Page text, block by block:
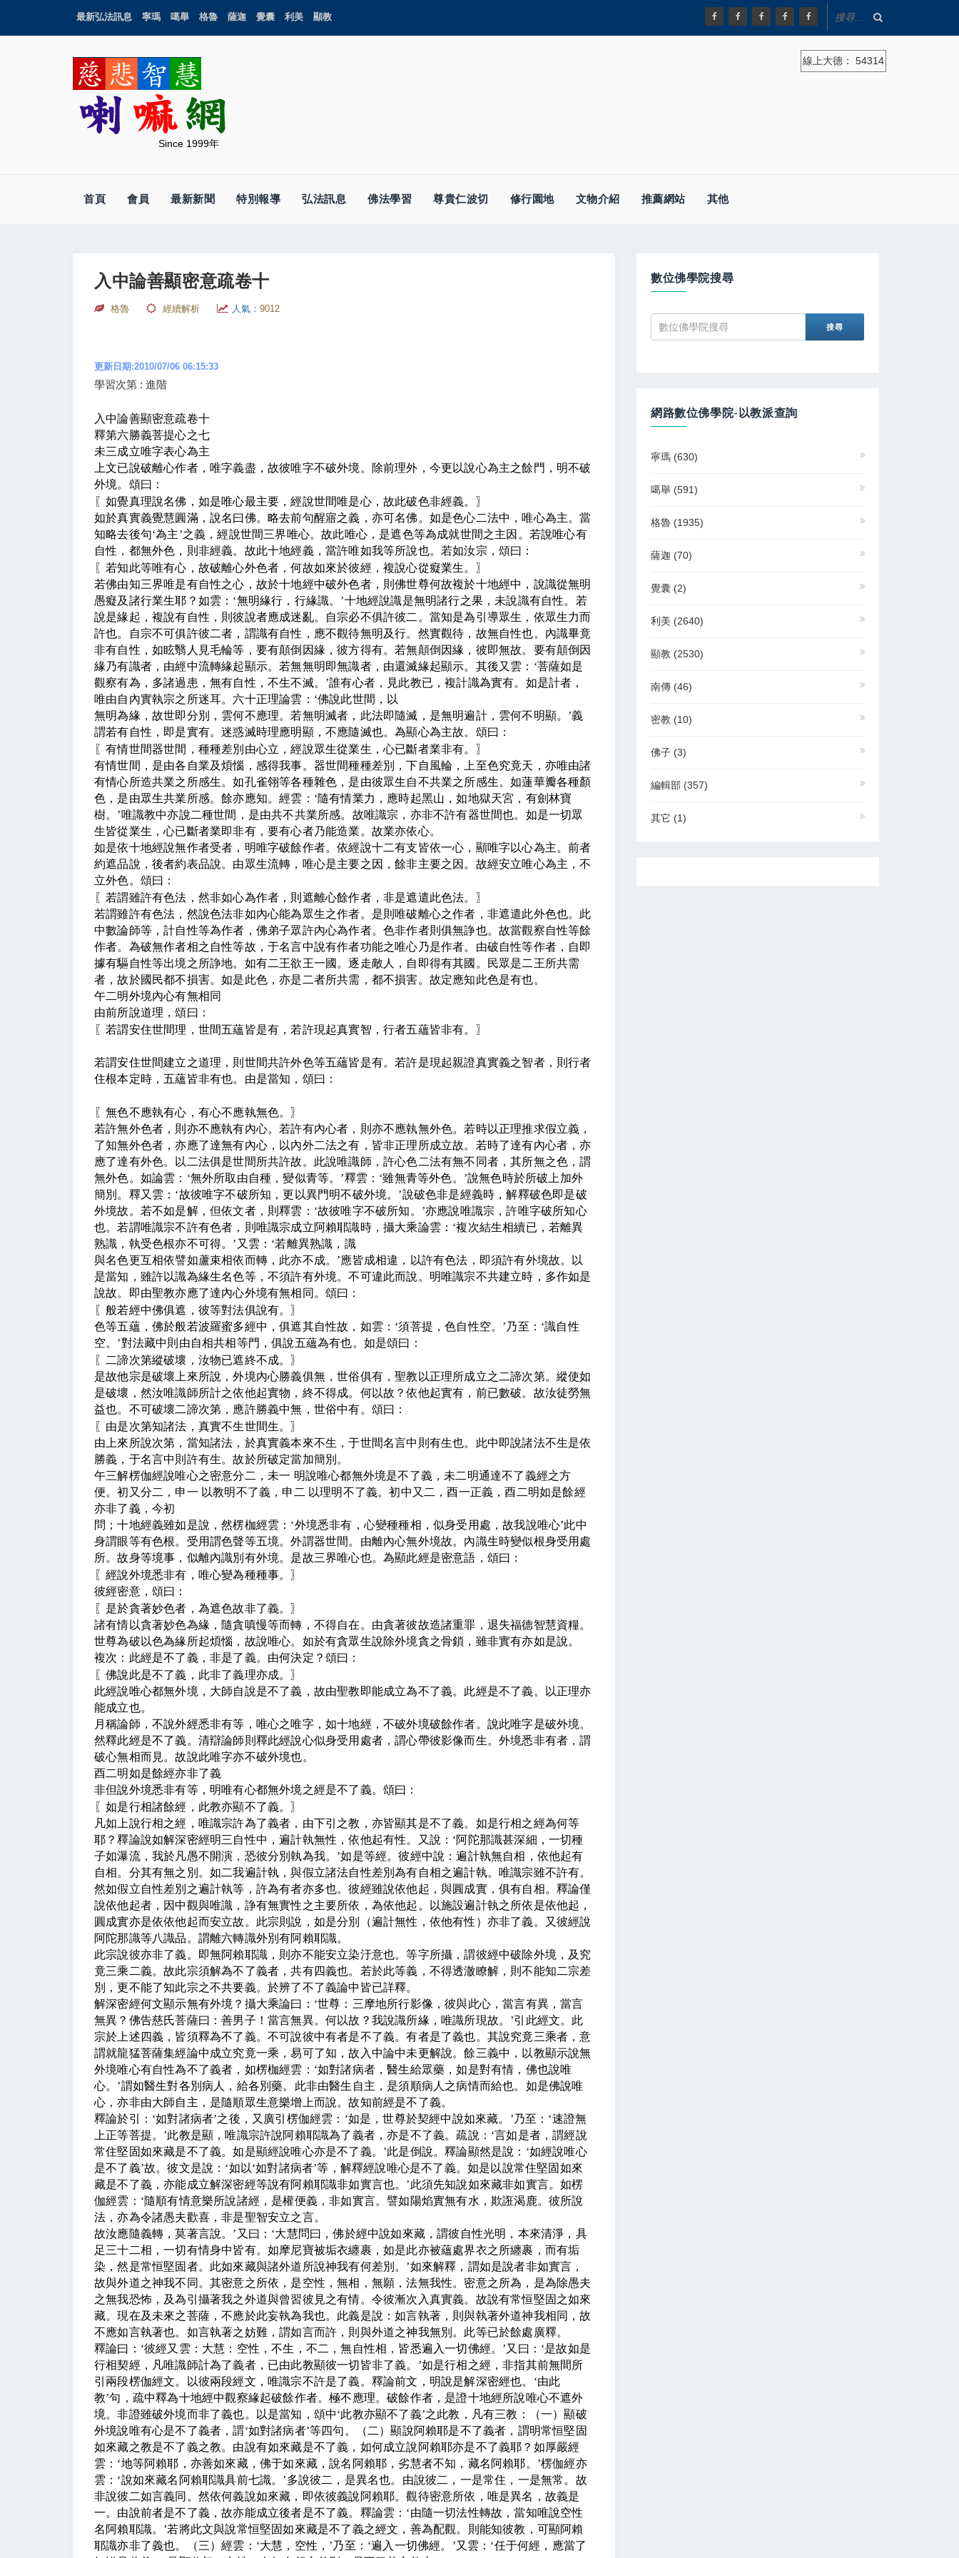
最新弘法訊息 寧瑪 噶舉 格魯 薩迦 覺囊 利美 顯教
Since 1999年
線上大德： 54314
首頁 會員 最新新聞 特別報導 弘法訊息 佛法學習 尊貴仁波切 修行園地 文物介紹 推薦網站 其他
入中論善顯密意疏卷十
格魯 經續解析 人氣： 9012
更新日期:2010/07/06 06:15:33
學習次第 : 進階
入中論善顯密意疏卷十
釋第六勝義菩提心之七
未三成立唯字表心為主
上文已說破離心作者，唯字義盡，故彼唯字不破外境。除前理外，今更以說心為主之餘門，明不破
外境。頌曰：
〖如覺真理說名佛，如是唯心最主要，經說世間唯是心，故此破色非經義。 〗
如於真實義覺慧圓滿，說名曰佛。略去前句醒寤之義，亦可名佛。如是色心二法中，唯心為主。當
知略去後句‘為主’之義，經說世間三界唯心。故此唯心，是遮色等為成就世間之主因。若說唯心有
自性，都無外色，則非經義。故此十地經義，當許唯如我等所說也。若如汝宗，頌曰：
〖 若知此等唯有心，故破離心外色者，何故如來於彼經，複說心從癡業生。 〗
若佛由知三界唯是有自性之心，故於十地經中破外色者，則佛世尊何故複於十地經中，說識從無明
愚癡及諸行業生耶？如雲： ‘無明緣行，行緣識。 ’十地經說識是無明諸行之果，未說識有自性。若
說是緣起，複說有自性，則彼說者應成迷亂。自宗必不俱許彼二。當知是為引導眾生，依眾生力而
許也。自宗不可俱許彼二者，謂識有自性，應不觀待無明及行。然實觀待，故無自性也。內識畢竟
非有自性，如眩翳人見毛輪等，要有顛倒因緣，彼方得有。若無顛倒因緣，彼即無故。要有顛倒因
緣乃有識者，由經中流轉緣起顯示。若無無明即無識者，由還滅緣起顯示。其後又雲： ‘菩薩如是
觀察有為，多諸過患，無有自性，不生不滅。 ’誰有心者，見此教已，複計識為實有。如是計者，
唯由自內實執宗之所迷耳。六十正理論雲： ‘佛說此世間，以
無明為緣，故世即分別，雲何不應理。若無明滅者，此法即隨滅，是無明遍計，雲何不明顯。 ’義
謂若有自性，即是實有。迷惑滅時理應明顯，不應隨滅也。為顯心為主故。頌曰：
〖有情世間器世間，種種差別由心立，經說眾生從業生，心已斷者業非有。 〗
有情世間，是由各自業及煩惱，感得我事。器世間種種差別，下自風輪，上至色究竟天，亦唯由諸
有情心所造共業之所感生。如孔雀翎等各種雜色，是由彼眾生自不共業之所感生。如蓮華瓣各種顏
色，是由眾生共業所感。餘亦應知。經雲： ‘隨有情業力，應時起黑山，如地獄天宮，有劍林寶
樹。 ’唯識教中亦說二種世間，是由共不共業所感。故唯識宗，亦非不許有器世間也。如是一切眾
生皆從業生，心已斷者業即非有，要有心者乃能造業。故業亦依心。
如是依十地經說無作者受者，明唯字破餘作者。依經說十二有支皆依一心，顯唯字以心為主。前者
約遮品說，後者約表品說。由眾生流轉，唯心是主要之因，餘非主要之因。故經安立唯心為主，不
立外色。頌曰：
〖 若謂雖許有色法，然非如心為作者，則遮離心餘作者，非是遮遣此色法。 〗
若謂雖許有色法，然說色法非如內心能為眾生之作者。是則唯破離心之作者，非遮遣此外色也。此
中數論師等，計自性等為作者，佛弟子眾許內心為作者。色非作者則俱無諍也。故當觀察自性等餘
作者。為破無作者相之自性等故，于名言中說有作者功能之唯心乃是作者。由破自性等作者，自即
據有驅自性等出境之所諍地。如有二王欲王一國。逐走敵人，自即得有其國。民眾是二王所共需
者，故於國民都不損害。如是此色，亦是二者所共需，都不損害。故定應知此色是有也。
午二明外境內心有無相同
由前所說道理，頌曰：
〖 若謂安住世間理，世間五蘊皆是有，若許現起真實智，行者五蘊皆非有。 〗
若謂安住世間建立之道理，則世間共許外色等五蘊皆是有。若許是現起親證真實義之智者，則行者
住根本定時，五蘊皆非有也。由是當知，頌曰：
〖無色不應執有心，有心不應執無色。 〗
若許無外色者，則亦不應執有內心。若許有內心者，則亦不應執無外色。若時以正理推求假立義，
了知無外色者，亦應了達無有內心，以內外二法之有，皆非正理所成立故。若時了達有內心者，亦
應了達有外色。以二法俱是世間所共許故。此說唯識師，許心色二法有無不同者，其所無之色，謂
無外色。如論雲： ‘無外所取由自種，變似青等。 ’釋雲： ‘雖無青等外色。 ’說無色時於所破上加外
簡別。釋又雲： ‘故彼唯字不破所知，更以異門明不破外境。 ’說破色非是經義時，解釋破色即是破
外境故。若不如是解，但依文者，則釋雲： ‘故彼唯字不破所知。 ’亦應說唯識宗，許唯字破所知心
也。若謂唯識宗不許有色者，則唯識宗成立阿賴耶識時，攝大乘論雲： ‘複次結生相續已，若離異
熟識，執受色根亦不可得。 ’ 又雲： ‘若離異熟識，識
與名色更互相依譬如蘆束相依而轉，此亦不成。 ’應皆成相違，以許有色法，即須許有外境故。以
是當知，雖許以識為緣生名色等，不須許有外境。不可違此而說。明唯識宗不共建立時，多作如是
說故。即由聖教亦應了達內心外境有無相同。頌曰：
〖般若經中佛俱遮，彼等對法俱說有。 〗
色等五蘊，佛於般若波羅蜜多經中，俱遮其自性故，如雲： ‘須菩提，色自性空。 ’乃至： ‘識自性
空。 ’對法藏中則由自相共相等門，俱說五蘊為有也。如是頌曰：
〖
二諦次第縱破壞，汝物已遮終不成。 〗
是故他宗是破壞上來所說，外境內心勝義俱無，世俗俱有，聖教以正理所成立之二諦次第。縱使如
是破壞，然汝唯識師所計之依他起實物，終不得成。何以故？依他起實有，前已數破。故汝徒勞無
益也。不可破壞二諦次第，應許勝義中無，世俗中有。頌曰：
〖 由是次第知諸法，真實不生世間生。 〗
由上來所說次第，當知諸法，於真實義本來不生，于世間名言中則有生也。此中即說諸法不生是依
勝義，于名言中則許有生。故於所破定當加簡別。
午三解楞伽經說唯心之密意分二，未一 明說唯心都無外境是不了義，未二明通達不了義經之方
便。初又分二，申一 以教明不了義，申二 以理明不了義。初中又二，酉一正義，酉二明如是餘經
亦非了義，今初
問；十地經義雖如是說，然楞枷經雲： ‘外境悉非有，心變種種相，似身受用處，故我說唯心’此中
身謂眼等有色根。受用謂色聲等五境。外謂器世間。由離內心無外境故。內識生時變似根身受用處
所。故身等境事，似離內識別有外境。是故三界唯心也。為顯此經是密意語，頌曰：
〖經說外境悉非有，唯心變為種種事。 〗
彼經密意，頌曰：
〖 是於貪著妙色者，為遮色故非了義。 〗
諸有情以貪著妙色為緣，隨貪嗔慢等而轉，不得自在。由貪著彼故造諸重罪，退失福德智慧資糧。
世尊為破以色為緣所起煩惱，故說唯心。如於有貪眾生說除外境貪之骨鎖，雖非實有亦如是說。
複次：此經是不了義，非是了義。由何決定？頌曰：
〖佛說此是不了義，此非了義理亦成。 〗
此經說唯心都無外境，大師自說是不了義，故由聖教即能成立為不了義。此經是不了義。以正理亦
能成立也。
月稱論師，不說外經悉非有等，唯心之唯字，如十地經，不破外境破餘作者。說此唯字是破外境。
然釋此經是不了義。清辯論師則釋此經說心似身受用處者，謂心帶彼影像而生。外境悉非有者，謂
破心無相而見。故說此唯字亦不破外境也。
酉二明如是餘經亦非了義
非但說外境悉非有等，明唯有心都無外境之經是不了義。頌曰：
〖如是行相諸餘經，此教亦顯不了義。 〗
凡如上說行相之經，唯識宗許為了義者，由下引之教，亦皆顯其是不了義。如是行相之經為何等
耶？釋論說如解深密經明三自性中，遍計執無性，依他起有性。又說： ‘阿陀那識甚深細，一切種
子如瀑流，我於凡愚不開演，恐彼分別執為我。 ’如是等經。彼經中說：遍計執無自相，依他起有
自相。分其有無之別。如二我遍計執，與假立諸法自性差別為有自相之遍計執。唯識宗雖不許有。
然如假立自性差別之遍計執等，許為有者亦多也。彼經雖說依他起，與圓成實，俱有自相。釋論僅
說依他起者，因中觀與唯識，諍有無實性之主要所依，為依他起。以施設遍計執之所依是依他起，
圓成實亦是依依他起而安立故。此宗則說，如是分別（遍計無性，依他有性）亦非了義。又彼經說
阿陀那識等八識品。謂離六轉識外別有阿賴耶識。
此宗說彼亦非了義。即無阿賴耶識，則亦不能安立染汙意也。等字所攝，謂彼經中破除外境，及究
竟三乘二義。故此宗須解為不了義者，共有四義也。若於此等義，不得透澈瞭解，則不能知二宗差
別，更不能了知此宗之不共要義。於辨了不了義論中皆已詳釋。
解深密經何文顯示無有外境？攝大乘論曰： ‘世尊：三摩地所行影像，彼與此心，當言有異，當言
無異？佛告慈氏菩薩曰：善男子！當言無異。何以故？我說識所緣，唯識所現故。 ’引此經文。此
宗於上述四義，皆須釋為不了義。不可說彼中有者是不了義。有者是了義也。其說究竟三乘者，意
謂就龍猛菩薩集經論中成立究竟一乘，易可了知，故入中論中未更解說。餘三義中，以教顯示說無
外境唯心有自性為不了義者，如楞枷經雲： ‘如對諸病者，醫生給眾藥，如是對有情，佛也說唯
心。 ’謂如醫生對各別病人，給各別藥。此非由醫生自主，是須順病人之病情而給也。如是佛說唯
心，亦非由大師自主，是隨順眾生意樂增上而說。故知前經是不了義。
釋論於引： ‘如對諸病者’之後，又廣引楞伽經雲： ‘如是，世尊於契經中說如來藏。 ’乃至： ‘速證無
上正等菩提。 ’此教是顯，唯識宗許說阿賴耶識為了義者，亦是不了義。疏說： ‘言如是者，謂經說
常住堅固如來藏是不了義。如是顯經說唯心亦是不了義。 ’此是倒說。釋論顯然是說： ‘如經說唯心
是不了義’故。彼文是說： ‘如以‘如對諸病者’等，解釋經說唯心是不了義。如是以說常住堅固如來
藏是不了義，亦能成立解深密經等說有阿賴耶識非如實言也。 ’此須先知說如來藏非如實言。如楞
伽經雲： ‘隨順有情意樂所說諸經，是權便義，非如實言。譬如陽焰實無有水，欺誑渴鹿。彼所說
法，亦為令諸愚夫歡喜，非是聖智安立之言。
故汝應隨義轉，莫著言說。 ’ 又曰： ‘大慧問曰，佛於經中說如來藏，謂彼自性光明，本來清淨，具
足三十二相，一切有情身中皆有。如摩尼寶被垢衣纏裹，如是此亦被蘊處界衣之所纏裹，而有垢
染，然是常恒堅固者。此如來藏與諸外道所說神我有何差別。 ’如來解釋，謂如是說者非如實言，
故與外道之神我不同。其密意之所依，是空性，無相，無願，法無我性。密意之所為，是為除愚夫
之無我恐怖，及為引攝著我之外道與曾習彼見之有情。令彼漸次入真實義。故說有常恒堅固之如來
藏。現在及未來之菩薩，不應於此妄執為我也。此義是說：如言執著，則與執著外道神我相同，故
不應如言執著也。如言執著之妨難，謂如言而許，則與外道之神我無別。此等已於餘處廣釋。
釋論曰： ‘彼經又雲：大慧：空性，不生，不二，無自性相，皆悉遍入一切佛經。 ’又曰： ‘是故如是
行相契經，凡唯識師計為了義者，已由此教顯彼一切皆非了義。 ’如是行相之經，非指其前無間所
引兩段楞伽經文。以彼兩段經文，唯識宗不許是了義。釋論前文，明說是解深密經也。 ‘由此
教’句，疏中釋為十地經中觀察緣起破餘作者。極不應理。破餘作者，是證十地經所說唯心不遮外
境。非證雖破外境而非了義也。以是當知，頌中‘此教亦顯不了義’之此教，凡有三教：（一）顯破
外境說唯有心是不了義者，謂‘如對諸病者’等四句。（二）顯說阿賴耶是不了義者，謂明常恒堅固
如來藏之教是不了義之教。由說有如來藏是不了義，如何成立說阿賴耶亦是不了義耶？如厚嚴經
雲： ‘地等阿賴耶，亦善如來藏，佛于如來藏，說名阿賴耶，劣慧者不知，藏名阿賴耶。 ’楞伽經亦
雲： ‘說如來藏名阿賴耶識具前七識。 ’多說彼二，是異名也。由說彼二，一是常住，一是無常。故
非說彼二如言義同。然依何義說如來藏，即依彼義說阿賴耶。觀待密意所依，唯是異名，故義是
一。由說前者是不了義，故亦能成立後者是不了義。釋論雲： ‘由隨一切法性轉故，當知唯說空性
名阿賴耶識。 ’若將此文與說常恒堅固如來藏是不了義之經文，善為配觀。則能知彼教，可顯阿賴
耶識亦非了義也。（三）經雲： ‘大慧，空性， ’乃至： ‘遍入一切佛經。 ’又雲： ‘任于何經，應當了
數位佛學院搜尋
網路數位佛學院-以教派查詢
寧瑪 (630)
噶舉 (591)
格魯 (1935)
薩迦 (70)
覺囊 (2)
利美 (2640)
顯教 (2530)
南傳 (46)
密教 (10)
佛子 (3)
編輯部 (357)
其它 (1)